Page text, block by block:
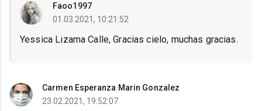
Faoo1997
01.03.2021, 10:21:52
Yessica Lizama Calle, Gracias cielo, muchas gracias.
Carmen Esperanza Marin Gonzalez
23.02.2021, 19:52:07